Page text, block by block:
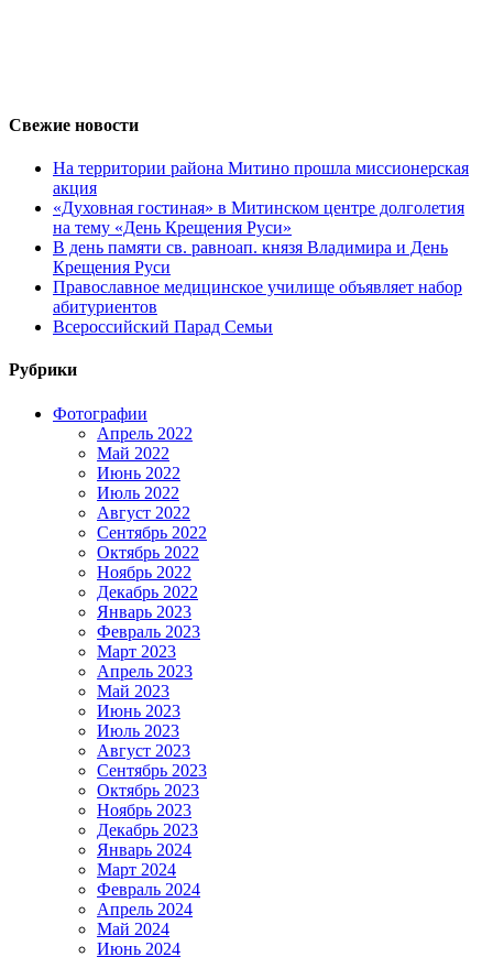
Свежие новости
На территории района Митино прошла миссионерская
акция
«Духовная гостиная» в Митинском центре долголетия
на тему «День Крещения Руси»
В день памяти св. равноап. князя Владимира и День
Крещения Руси
Православное медицинское училище объявляет набор
абитуриентов
Всероссийский Парад Семьи
Рубрики
Фотографии
Апрель 2022
Май 2022
Июнь 2022
Июль 2022
Август 2022
Сентябрь 2022
Октябрь 2022
Ноябрь 2022
Декабрь 2022
Январь 2023
Февраль 2023
Март 2023
Апрель 2023
Май 2023
Июнь 2023
Июль 2023
Август 2023
Сентябрь 2023
Октябрь 2023
Ноябрь 2023
Декабрь 2023
Январь 2024
Март 2024
Февраль 2024
Апрель 2024
Май 2024
Июнь 2024